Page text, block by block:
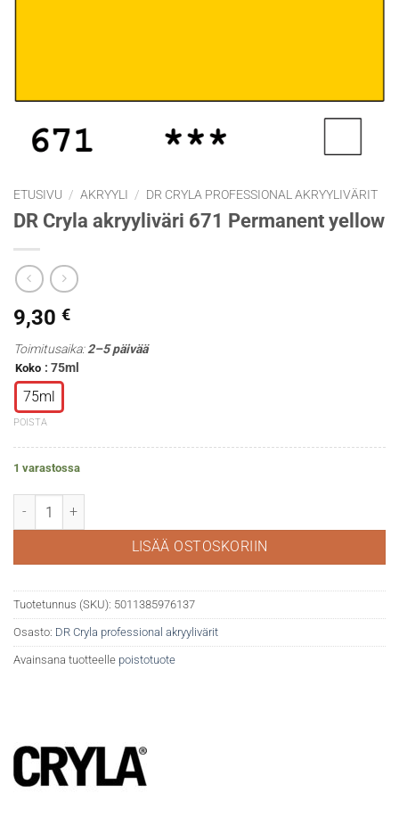
ETUSIVU / AKRYYLI / DR CRYLA PROFESSIONAL AKRYYLIVÄRIT
DR Cryla akryyliväri 671 Permanent yellow
9,30 €
Toimitusaika:2–5 päivää
Koko : 75ml
75ml
POISTA
1 varastossa
DR Cryla akryyliväri 671 Permanent yellow määrä
LISÄÄ OSTOSKORIIN
Tuotetunnus (SKU): 5011385976137
Osasto: DR Cryla professional akryylivärit
Avainsana tuotteelle poistotuote